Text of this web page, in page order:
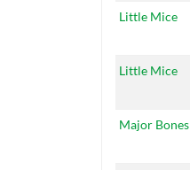
Little Mice
Little Mice
Major Bones